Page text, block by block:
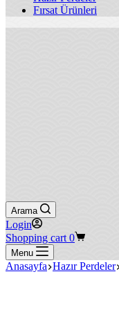
Fırsat Ürünleri
Arama
Login
Shopping cart 0
Menu
Anasayfa Hazır Perdeler